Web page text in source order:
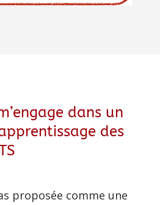
dans un
des
proposée comme une